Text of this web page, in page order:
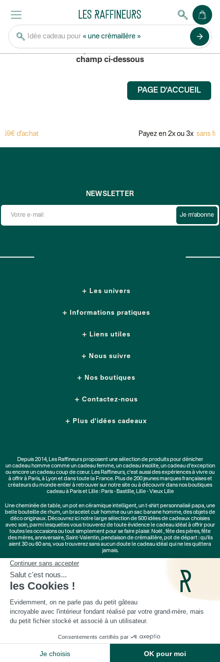
Idée cadeau pour « une crémaillère » arrow_forward
AUTRES PÉPITES
Pour rechercher un produit, saisissez son nom dans le
champ ci-dessous
PAGE D'ACCUEIL
d'achat Payez en 2x ou 3x sans
Les univers
Informations pratiques
Liens utiles
NEWSLETTER
Je m'abonne
Nous suivre
Nos boutiques
Contactez-nous
Plus d'idées cadeaux
Depuis 2014, Les Raffineurs proposent une sélection de produits pour dénicher
uncadeau hommecomme un cadeau femme, uncadeau insolite, uncadeau d'exception
ou encore un cadeau coup de cœur. Les Raffineurs, c'est aussi desexpériences à vivreou
à offrir à Paris, à Lyon et dans toute la France. Plus de200 jeunes marquesfrançaises et
créateurs du monde entier à retrouver sur notre site ou à découvrir dans nos boutiques
cadeau à Paris et Lille : Paris - Bastille, Lille - Vieux Lille
Unecheminée de table, unpot en céramique intelligent, unt-shirt personnalisé papa, une
belle bouteille de rhum, un bracelet cuir hommeou unsac banane homme, desobjets de
déco originaux. Découvrez ici notre large sélection de500 idées de cadeauxchoisies
avec soin, parmi lesquelles vous trouverez de toute évidence le cadeau idéal à offrir pour
toutes les occasions ou tout simplement pour se faire plaisir. Noël,fête des pères,fête
des mères,anniversaire,Saint-Valentin,pendaison de crémaillère, pot de départ : qu'ils
aient 30 ou 60 ans, vous trouverez sans aucun doute le cadeau idéal qui ne les quittera
jamais.
Cadeaux Saint-Valentin|Cadeaux Fête des Grands-Mères
Cadeaux Fête des Pères
Cadeaux Secret Santa
© Les Raffineurs 2014-2026 | Mentions légales-Cookies-Politique de confidentialité